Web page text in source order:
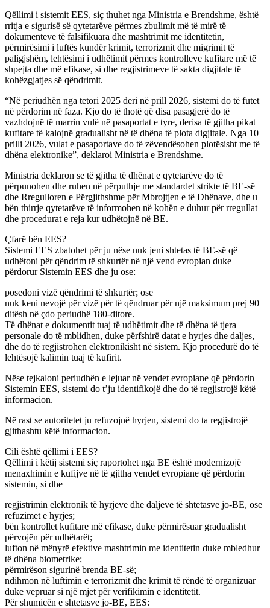
Qëllimi i sistemit EES, siç thuhet nga Ministria e Brendshme, është
rritja e sigurisë së qytetarëve përmes zbulimit më të mirë të
dokumenteve të falsifikuara dhe mashtrimit me identitetin,
përmirësimi i luftës kundër krimit, terrorizmit dhe migrimit të
paligjshëm, lehtësimi i udhëtimit përmes kontrolleve kufitare më të
shpejta dhe më efikase, si dhe regjistrimeve të sakta digjitale të
kohëzgjatjes së qëndrimit.
“Në periudhën nga tetori 2025 deri në prill 2026, sistemi do të futet
në përdorim në faza. Kjo do të thotë që disa pasagjerë do të
vazhdojnë të marrin vulë në pasaportat e tyre, derisa të gjitha pikat
kufitare të kalojnë gradualisht në të dhëna të plota digjitale. Nga 10
prilli 2026, vulat e pasaportave do të zëvendësohen plotësisht me të
dhëna elektronike”, deklaroi Ministria e Brendshme.
Ministria deklaron se të gjitha të dhënat e qytetarëve do të
përpunohen dhe ruhen në përputhje me standardet strikte të BE-së
dhe Rregulloren e Përgjithshme për Mbrojtjen e të Dhënave, dhe u
bën thirrje qytetarëve të informohen në kohën e duhur për rregullat
dhe procedurat e reja kur udhëtojnë në BE.
Çfarë bën EES?
Sistemi EES zbatohet për ju nëse nuk jeni shtetas të BE-së që
udhëtoni për qëndrim të shkurtër në një vend evropian duke
përdorur Sistemin EES dhe ju ose:
posedoni vizë qëndrimi të shkurtër; ose
nuk keni nevojë për vizë për të qëndruar për një maksimum prej 90
ditësh në çdo periudhë 180-ditore.
Të dhënat e dokumentit tuaj të udhëtimit dhe të dhëna të tjera
personale do të mblidhen, duke përfshirë datat e hyrjes dhe daljes,
dhe do të regjistrohen elektronikisht në sistem. Kjo procedurë do të
lehtësojë kalimin tuaj të kufirit.
Nëse tejkaloni periudhën e lejuar në vendet evropiane që përdorin
Sistemin EES, sistemi do t’ju identifikojë dhe do të regjistrojë këtë
informacion.
Në rast se autoritetet ju refuzojnë hyrjen, sistemi do ta regjistrojë
gjithashtu këtë informacion.
Cili është qëllimi i EES?
Qëllimi i këtij sistemi siç raportohet nga BE është modernizojë
menaxhimin e kufijve në të gjitha vendet evropiane që përdorin
sistemin, si dhe
regjistrimin elektronik të hyrjeve dhe daljeve të shtetasve jo-BE, ose
refuzimet e hyrjes;
bën kontrollet kufitare më efikase, duke përmirësuar gradualisht
përvojën për udhëtarët;
lufton në mënyrë efektive mashtrimin me identitetin duke mbledhur
të dhëna biometrike;
përmirëson sigurinë brenda BE-së;
ndihmon në luftimin e terrorizmit dhe krimit të rëndë të organizuar
duke vepruar si një mjet për verifikimin e identitetit.
Për shumicën e shtetasve jo-BE, EES: